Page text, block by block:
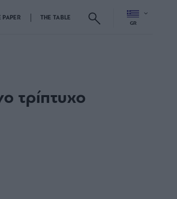
PAPER THE TABLE
GR
τρίπτυχο